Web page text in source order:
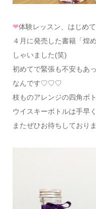
❤体験レッスン、はじめ
４月に発売した書籍「煌
しゃいました(笑)
初めてで緊張も不安もあ
なんです♡♡♡
枝ものアレンジの四角ボ
ウイスキーボトルは手早
またぜひお待ちしてお